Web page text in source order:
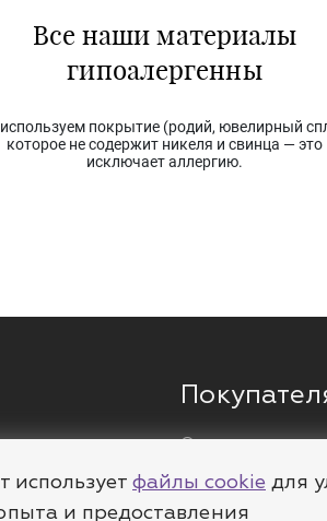
Все наши материалы
гипоалергенны
покрытие (родий, ювелирный
которое не содержит никеля и свинца — это
исключает аллергию.
О компании
Доставка
Полезное
использует файлы cookie для
и предоставления